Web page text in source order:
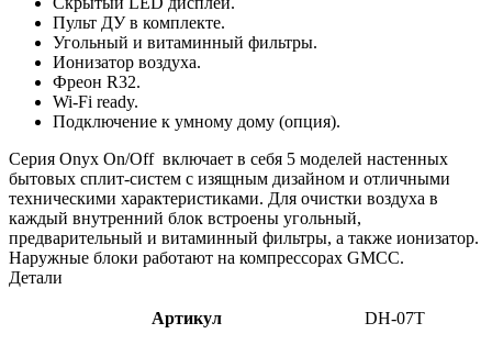
Пульт ДУ в комплекте.
Угольный и витаминный фильтры.
Ионизатор воздуха.
Фреон R32.
Wi-Fi ready.
Подключение к умному дому (опция).
Серия Onyx On/Off включает в себя 5 моделей настенных
бытовых сплит-систем с изящным дизайном и отличными
техническими характеристиками. Для очистки воздуха в
каждый внутренний блок встроены угольный,
предварительный и витаминный фильтры, а также ионизатор.
Наружные блоки работают на компрессорах GMCC.
Детали
Артикул DH-07T